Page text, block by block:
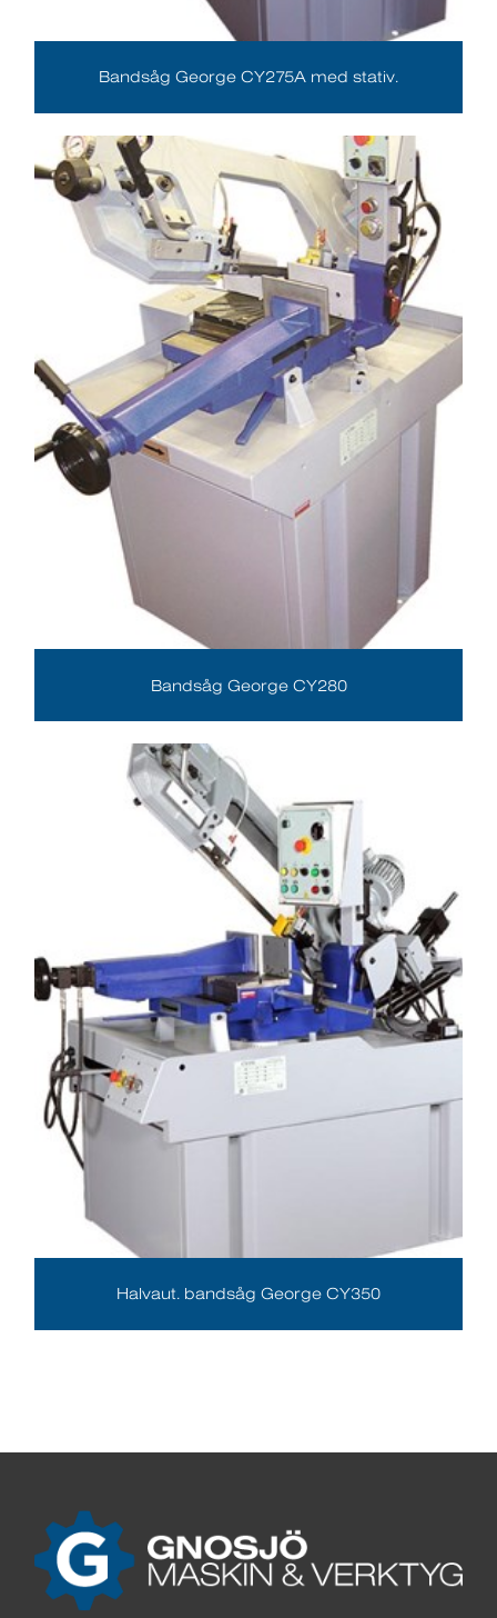
Bandsåg George CY275A med stativ.
Bandsåg George CY280
Halvaut. bandsåg George CY350